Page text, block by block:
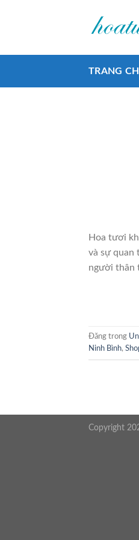
TRANG
Hoa tươi
và sự quan
người thân
Đăng trong
Ninh Bình,
Copyright